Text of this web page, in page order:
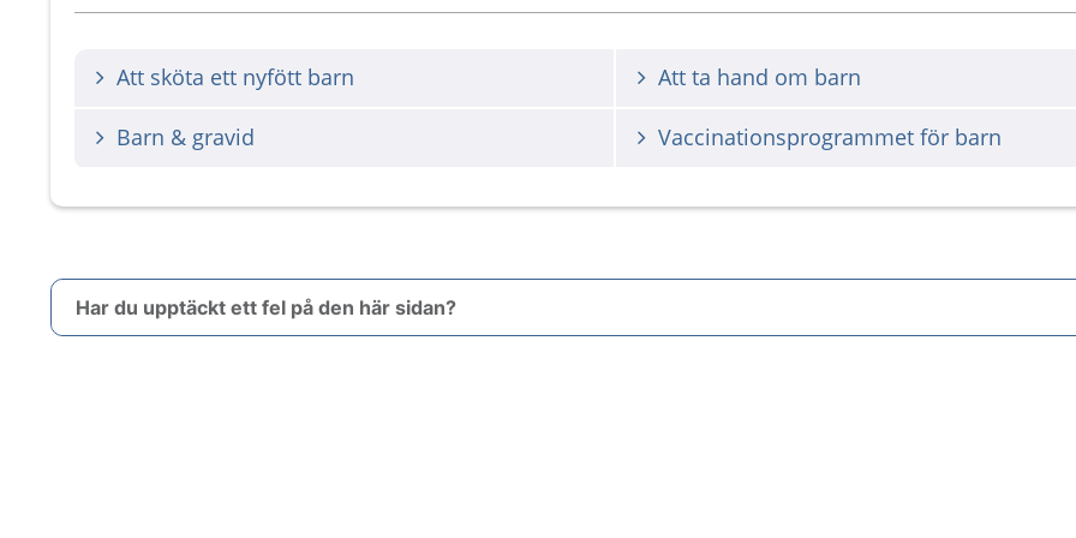
Att sköta ett nyfött barn Att ta hand om barn
Barn & gravid Vaccinationsprogrammet för barn
Har du upptäckt ett fel på den här sidan?